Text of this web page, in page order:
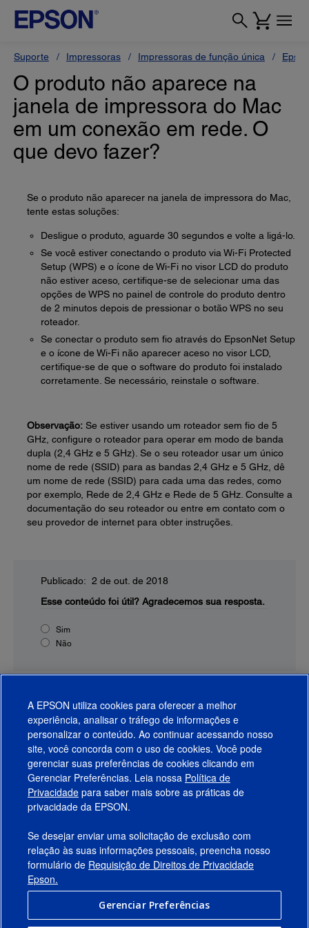
Suporte Impressoras Impressoras de função única
O produto não aparece na
janela de impressora do Mac
em um conexão em rede. O
que devo fazer?
Se o produto não aparecer na janela de impressora do Mac,
tente estas soluções:
Desligue o produto, aguarde 30 segundos e volte a ligá-lo.
Se você estiver conectando o produto via Wi-Fi Protected
Setup (WPS) e o ícone de Wi-Fi no visor LCD do produto
não estiver aceso, certifique-se de selecionar uma das
opções de WPS no painel de controle do produto dentro
de 2 minutos depois de pressionar o botão WPS no seu
roteador.
Se conectar o produto sem fio através do EpsonNet Setup
e o ícone de Wi-Fi não aparecer aceso no visor LCD,
certifique-se de que o software do produto foi instalado
corretamente. Se necessário, reinstale o software.
Observação: Se estiver usando um roteador sem fio de 5
GHz, configure o roteador para operar em modo de banda
dupla (2,4 GHz e 5 GHz). Se o seu roteador usar um único
nome de rede (SSID) para as bandas 2,4 GHz e 5 GHz, dê
um nome de rede (SSID) para cada uma das redes, como
por exemplo, Rede de 2,4 GHz e Rede de 5 GHz. Consulte a
documentação do seu roteador ou entre em contato com o
seu provedor de internet para obter instruções.
Publicado: 2 de out. de 2018
Esse conteúdo foi útil? Agradecemos sua resposta.
Sim
Não
Produtos
Suporte
Links Sugeridos
Empresa
Conecte-se com a Epson
A EPSON utiliza cookies para oferecer a melhor
experiência, analisar o tráfego de informações e
personalizar o conteúdo. Ao continuar acessando nosso
site, você concorda com o uso de cookies. Você pode
gerenciar suas preferências de cookies clicando em
Gerenciar Preferências. Leia nossa Política de
Privacidade para saber mais sobre as práticas de
privacidade da EPSON.
Se desejar enviar uma solicitação de exclusão com
relação às suas informações pessoais, preencha nosso
formulário de Requisição de Direitos de Privacidade
Epson.
Gerenciar Preferências